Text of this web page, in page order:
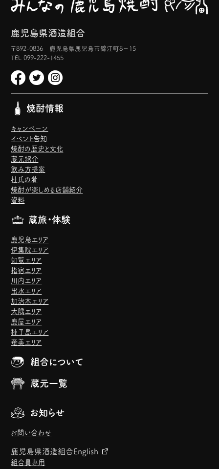
鹿児島県酒造組合
〒892-0836 鹿児島県鹿児島市錦江町8−15
TEL 099-222-1455
焼酎情報
キャンペーン
イベント告知
焼酎の歴史と文化
蔵元紹介
飲み方提案
杜氏の肴
焼酎が楽しめる店舗紹介
資料
蔵旅・体験
鹿児島エリア
伊集院エリア
知覧エリア
指宿エリア
川内エリア
出水エリア
加治木エリア
大隅エリア
鹿屋エリア
種子島エリア
奄美エリア
組合について
蔵元一覧
お知らせ
お問い合わせ
鹿児島県酒造組合English
組合員専用